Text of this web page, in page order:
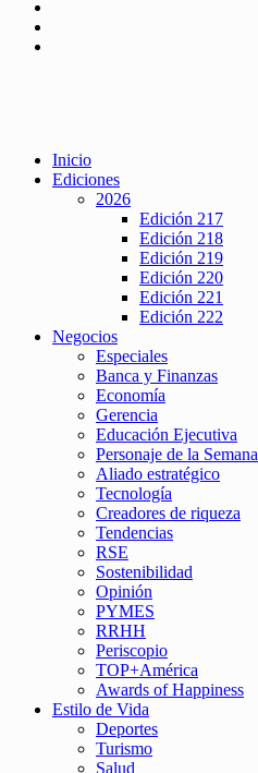
Inicio
Ediciones
2026
Edición 217
Edición 218
Edición 219
Edición 220
Edición 221
Edición 222
Negocios
Especiales
Banca y Finanzas
Economía
Gerencia
Educación Ejecutiva
Personaje de la Semana
Aliado estratégico
Tecnología
Creadores de riqueza
Tendencias
RSE
Sostenibilidad
Opinión
PYMES
RRHH
Periscopio
TOP+América
Awards of Happiness
Estilo de Vida
Deportes
Turismo
Salud